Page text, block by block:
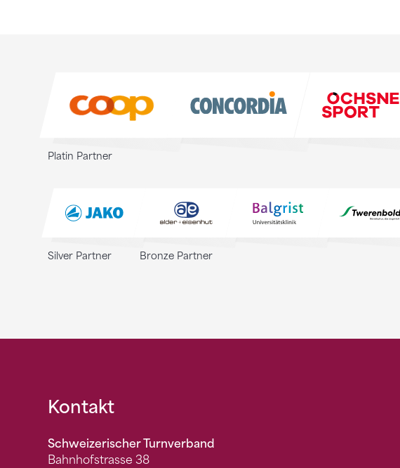
Platin Partner
Silver Partner Bronze Partner
Fusszeile
Kontakt
Schweizerischer Turnverband
Bahnhofstrasse 38